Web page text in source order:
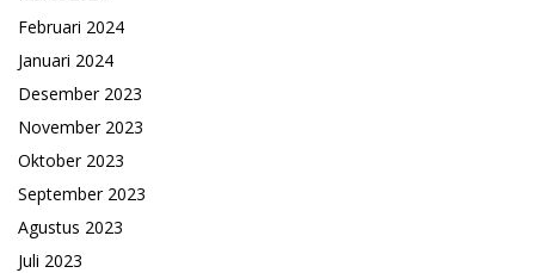
Februari 2024
Januari 2024
Desember 2023
November 2023
Oktober 2023
September 2023
Agustus 2023
Juli 2023